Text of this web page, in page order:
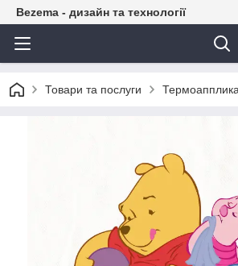
Bezema - дизайн та технології
Товари та послуги